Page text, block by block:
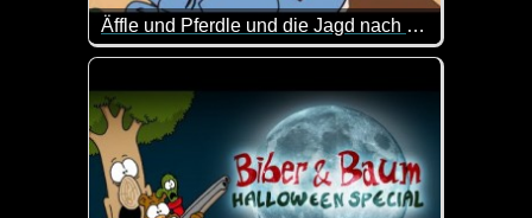
Äffle und Pferdle und die Jagd nach dem Coronavirus
Das Pferdle ist schwer beschäftigt mit dem